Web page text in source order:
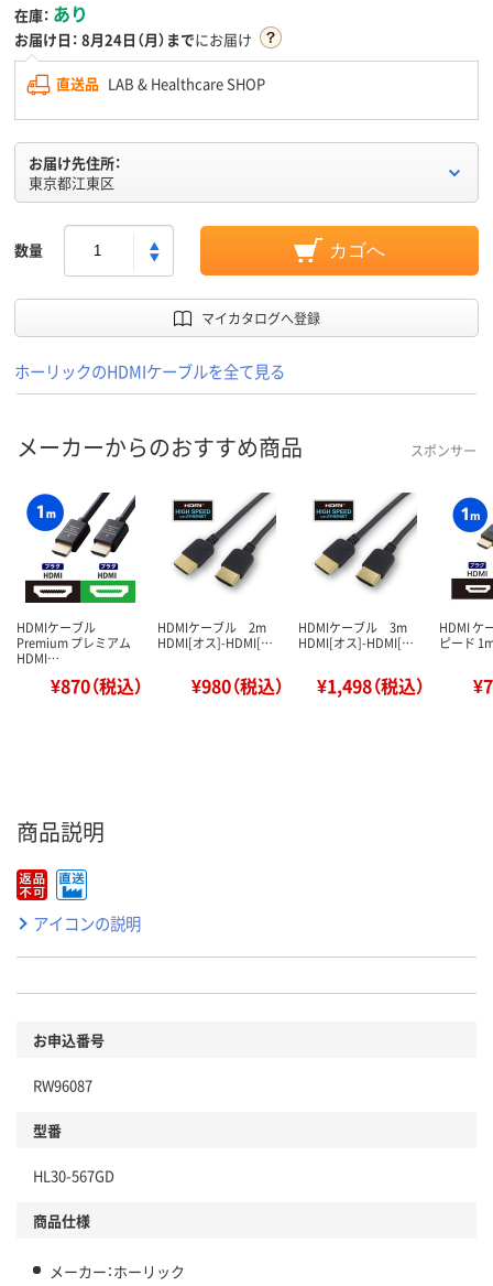
在庫： あり
お届け日： 8月24日（月）までにお届け
直送品 LAB & Healthcare SHOP
お届け先住所：
東京都江東区
数量 カゴへ
マイカタログへ登録
ホーリックのHDMIケーブルを全て見る
メーカーからのおすすめ商品 スポンサー
HDMIケーブル
Premium プレミアム
HDMI…
¥870（税込）
HDMIケーブル 2m
HDMI[オス]-HDMI[…
¥980（税込）
HDMIケーブル 3m
HDMI[オス]-HDMI[…
¥1,498（税込）
HDMI ケ
ピード
商品説明
アイコンの説明
お申込番号
RW96087
型番
HL30-567GD
商品仕様
メーカー：ホーリック